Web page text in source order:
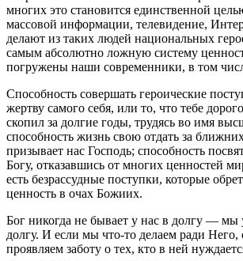
многих это становится единственной
массовой информации, телевидение,
делают из таких людей национальных
самым абсолютно ложную систему
погружены наши современники, в том
Способность совершать героические
жертву самого себя, или то, что тебе
скопил за долгие годы, трудясь во имя
способность жизнь свою отдать за
призывает нас Господь; способность
Богу, отказавшись от многих ценностей
есть безрассудные поступки, которые
ценность в очах Божиих.
Бог никогда не бывает у нас в долгу — мы
долгу. И если мы что-то делаем ради
проявляем заботу о тех, кто в ней